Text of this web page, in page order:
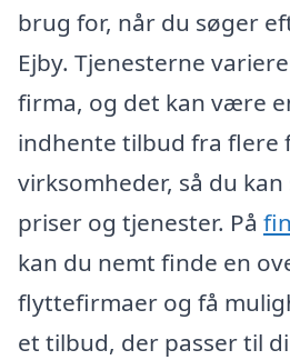
brug for, når du søger
Ejby. Tjenesterne
firma, og det kan være
indhente tilbud fra flere
virksomheder, så du
priser og tjenester. På
kan du nemt finde en
flyttefirmaer og få
et tilbud, der passer til